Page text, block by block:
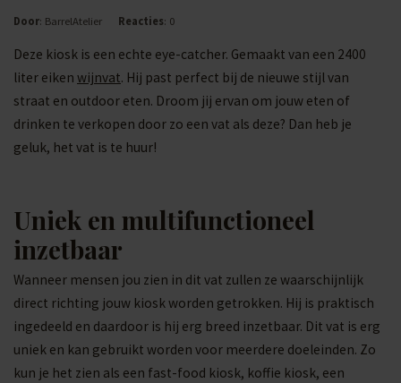
Door: BarrelAtelier Reacties: 0
Deze kiosk is een echte eye-catcher. Gemaakt van een 2400
liter eiken wijnvat. Hij past perfect bij de nieuwe stijl van
straat en outdoor eten. Droom jij ervan om jouw eten of
drinken te verkopen door zo een vat als deze? Dan heb je
geluk, het vat is te huur!
Uniek en multifunctioneel
inzetbaar
Wanneer mensen jou zien in dit vat zullen ze waarschijnlijk
direct richting jouw kiosk worden getrokken. Hij is praktisch
ingedeeld en daardoor is hij erg breed inzetbaar. Dit vat is erg
uniek en kan gebruikt worden voor meerdere doeleinden. Zo
kun je het zien als een fast-food kiosk, koffie kiosk, een